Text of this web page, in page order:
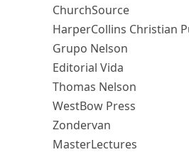
ChurchSource
HarperCollins Christian
Grupo Nelson
Editorial Vida
Thomas Nelson
WestBow Press
Zondervan
MasterLectures